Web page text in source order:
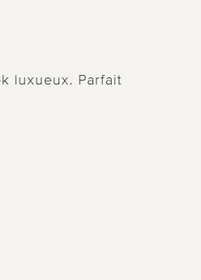
luxueux. Parfait